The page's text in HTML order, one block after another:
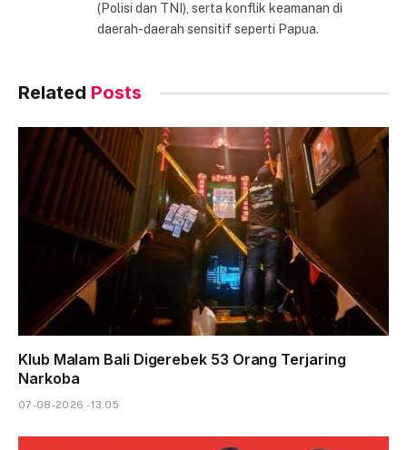
(Polisi dan TNI), serta konflik keamanan di
daerah-daerah sensitif seperti Papua.
Related Posts
Klub Malam Bali Digerebek 53 Orang Terjaring
Narkoba
07-08-2026 - 13.05